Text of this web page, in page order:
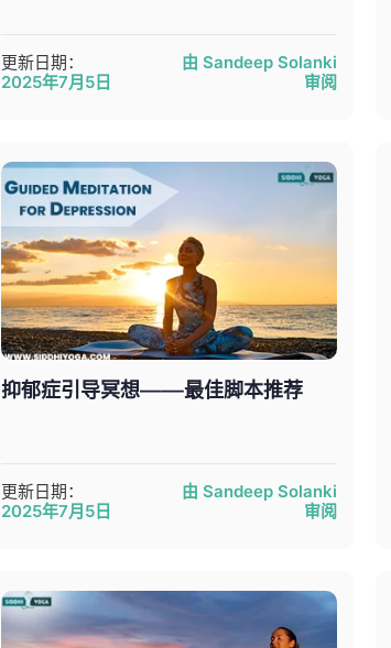
更新日期：
2025年7月5日
由 Sandeep Solanki
审阅
抑郁症引导冥想——最佳脚本推荐
更新日期：
2025年7月5日
由 Sandeep Solanki
审阅